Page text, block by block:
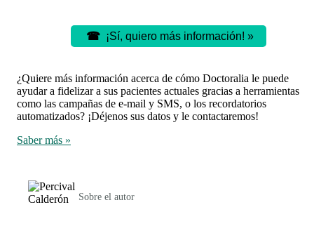
☎ ¡Sí, quiero más información! »
¿Quiere más información acerca de cómo Doctoralia le puede
ayudar a fidelizar a sus pacientes actuales gracias a herramientas
como las campañas de e-mail y SMS, o los recordatorios
automatizados? ¡Déjenos sus datos y le contactaremos!
Saber más »
Sobre el autor